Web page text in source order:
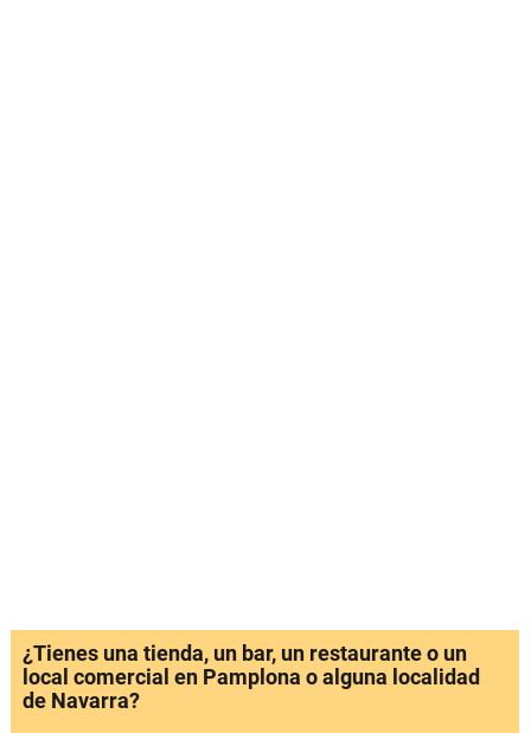
¿Tienes una tienda, un bar, un restaurante o un
local comercial en Pamplona o alguna localidad
de Navarra?